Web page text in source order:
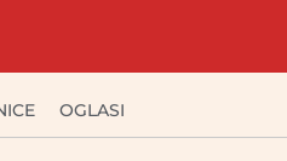
OGLASI